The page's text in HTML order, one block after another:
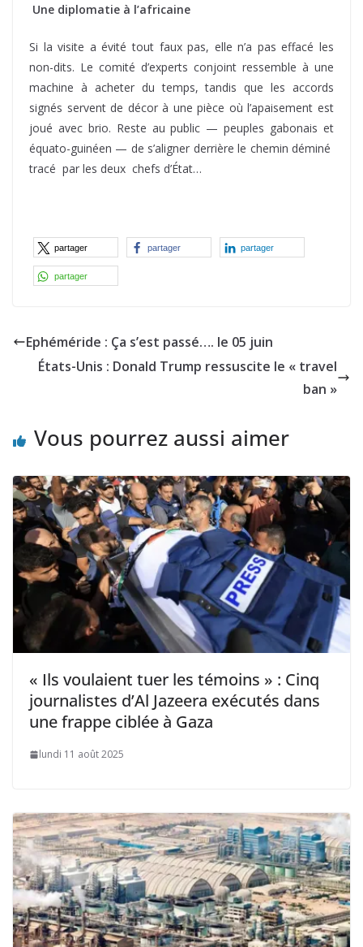
Une diplomatie à l’africaine
Si la visite a évité tout faux pas, elle n’a pas effacé les
non-dits. Le comité d’experts conjoint ressemble à une
machine à acheter du temps, tandis que les accords
signés servent de décor à une pièce où l’apaisement est
joué avec brio. Reste au public — peuples gabonais et
équato-guinéen — de s’aligner derrière le chemin déminé
tracé par les deux chefs d’État…
partager partager partager
partager
Ephéméride : Ça s’est passé…. le 05 juin
États-Unis : Donald Trump ressuscite le « travel
ban »
Vous pourrez aussi aimer
« Ils voulaient tuer les témoins » : Cinq
journalistes d’Al Jazeera exécutés dans
une frappe ciblée à Gaza
lundi 11 août 2025